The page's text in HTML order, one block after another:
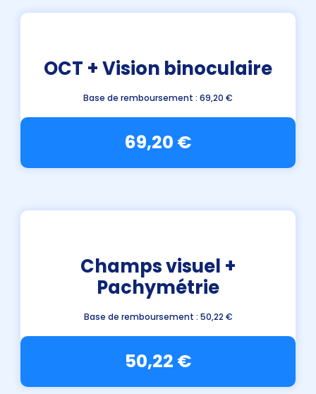
OCT + Vision binoculaire
Base de remboursement : 69,20 €
69,20 €
Champs visuel +
Pachymétrie
Base de remboursement : 50,22 €
50,22 €